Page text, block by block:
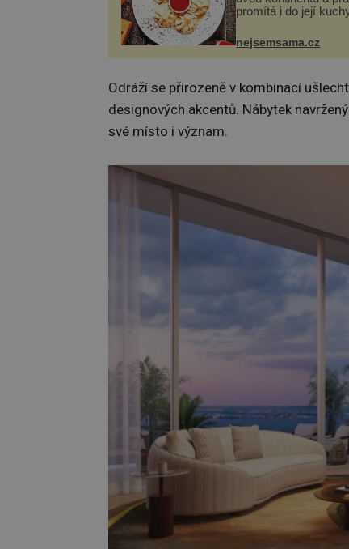
promítá i do její
a díky tomu vznikají
chuťově bohaté
rozhodně st...
nejsemsama.cz
Odráží se přirozeně v kombinací
designových akcentů. Nábytek
své místo i význam.